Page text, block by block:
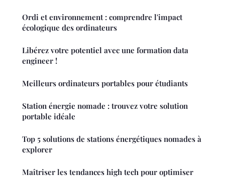
Ordi et environnement : comprendre l'impact
écologique des ordinateurs
Libérez votre potentiel avec une formation data
engineer !
Meilleurs ordinateurs portables pour étudiants
Station énergie nomade : trouvez votre solution
portable idéale
Top 5 solutions de stations énergétiques nomades à
explorer
Maîtriser les tendances high tech pour optimiser